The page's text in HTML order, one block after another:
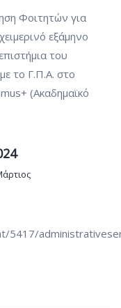
Φοιτητών για
εξάμηνο
του
το Γ.Π.Α. στο
(Ακαδημαϊκό
5417/